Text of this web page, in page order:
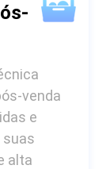
venda
e
suas
alta